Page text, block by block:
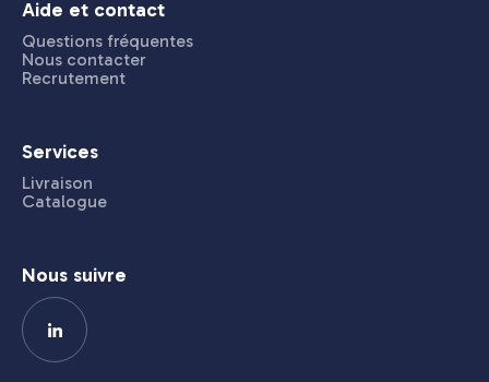
Aide et contact
Questions fréquentes
Nous contacter
Recrutement
Services
Livraison
Catalogue
Nous suivre